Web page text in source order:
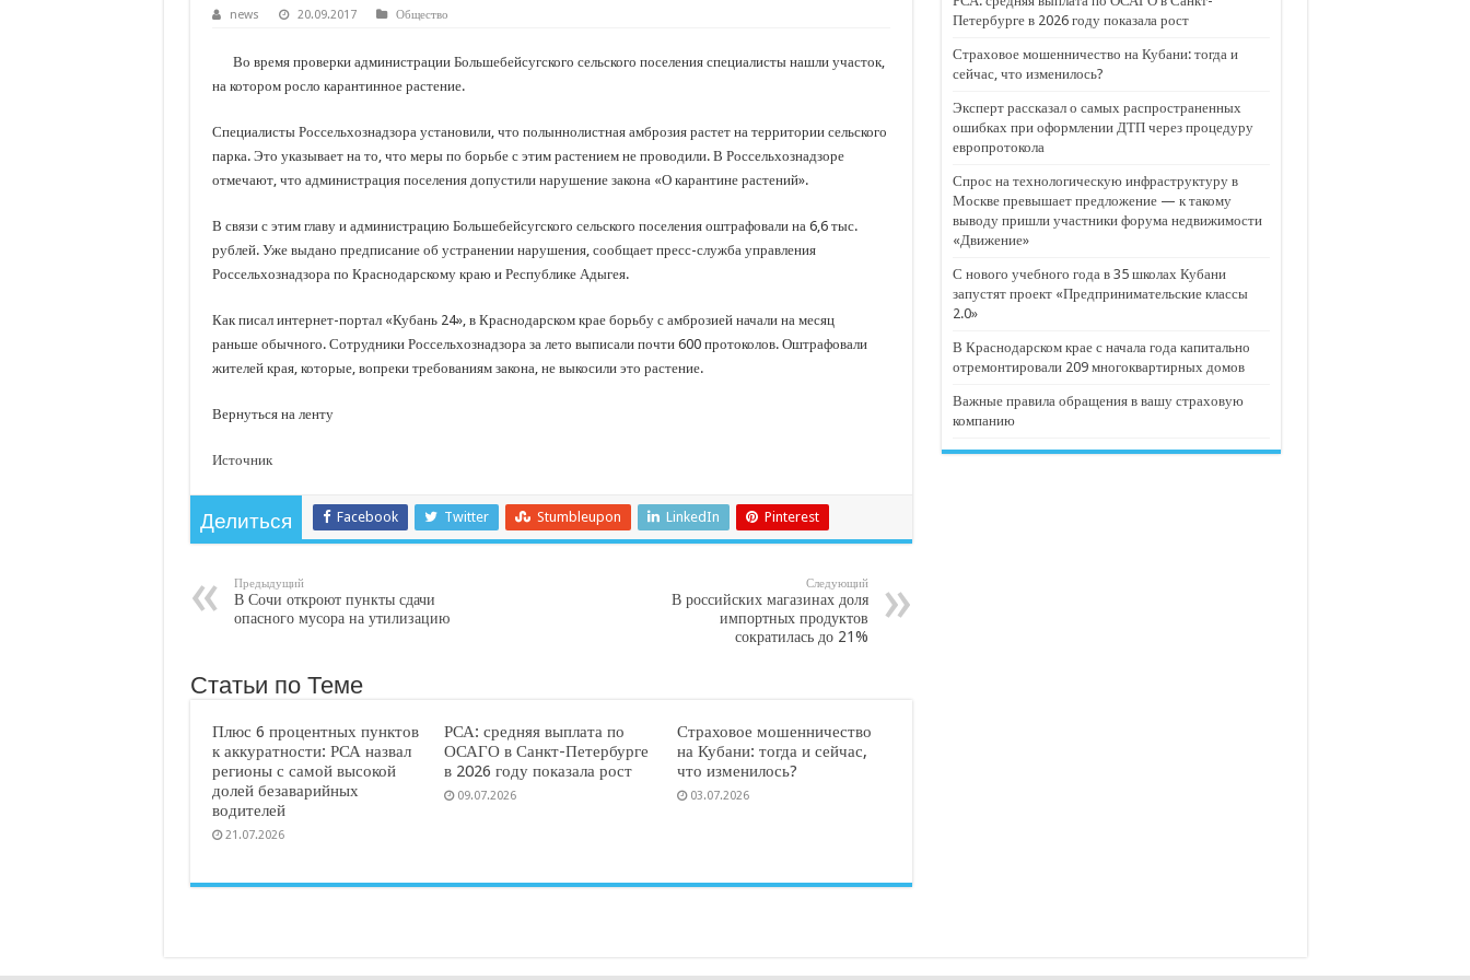
С нового учебного года в 35 школах Кубани запустят проект «Предпринимательские классы 2.0»
Стартовал прием заявок на 20-й юбилейный молодежный форум «Регион 93»
news 20.09.2017 Общество
Во время проверки администрации Большебейсугского сельского поселения специалисты нашли участок,
на котором росло карантинное растение.
Специалисты Россельхознадзора установили, что полыннолистная амброзия растет на территории сельского
парка. Это указывает на то, что меры по борьбе с этим растением не проводили. В Россельхознадзоре
отмечают, что администрация поселения допустили нарушение закона «О карантине растений».
В связи с этим главу и администрацию Большебейсугского сельского поселения оштрафовали на 6,6 тыс.
рублей. Уже выдано предписание об устранении нарушения, сообщает пресс-служба управления
Россельхознадзора по Краснодарскому краю и Республике Адыгея.
Как писал интернет-портал «Кубань 24», в Краснодарском крае борьбу с амброзией начали на месяц
раньше обычного. Сотрудники Россельхознадзора за лето выписали почти 600 протоколов. Оштрафовали
жителей края, которые, вопреки требованиям закона, не выкосили это растение.
Вернуться на ленту
Источник
Делиться Facebook Twitter Stumbleupon LinkedIn Pinterest
Предыдущий
В Сочи откроют пункты сдачи
опасного мусора на утилизацию
Следующий
В российских магазинах доля
импортных продуктов
сократилась до 21%
Статьи по Теме
Плюс 6 процентных пунктов
к аккуратности: РСА назвал
регионы с самой высокой
долей безаварийных
водителей
21.07.2026
РСА: средняя выплата по
ОСАГО в Санкт-Петербурге
в 2026 году показала рост
09.07.2026
Страховое мошенничество
на Кубани: тогда и сейчас,
что изменилось?
03.07.2026
Петербурге в 2026 году показала рост
Страховое мошенничество на Кубани: тогда и
сейчас, что изменилось?
Эксперт рассказал о самых распространенных
ошибках при оформлении ДТП через процедуру
европротокола
Спрос на технологическую инфраструктуру в
Москве превышает предложение — к такому
выводу пришли участники форума недвижимости
«Движение»
С нового учебного года в 35 школах Кубани
запустят проект «Предпринимательские классы
2.0»
В Краснодарском крае с начала года капитально
отремонтировали 209 многоквартирных домов
Важные правила обращения в вашу страховую
компанию